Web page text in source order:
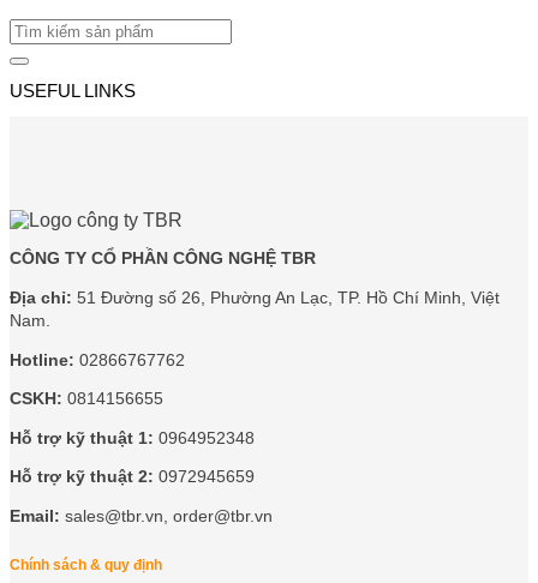
Tìm
kiếm:
USEFUL LINKS
CÔNG TY CỔ PHẦN CÔNG NGHỆ TBR
Địa chỉ: 51 Đường số 26, Phường An Lạc, TP. Hồ Chí Minh, Việt
Nam.
Hotline: 02866767762
CSKH: 0814156655
Hỗ trợ kỹ thuật 1: 0964952348
Hỗ trợ kỹ thuật 2: 0972945659
Email: sales@tbr.vn, order@tbr.vn
Chính sách & quy định